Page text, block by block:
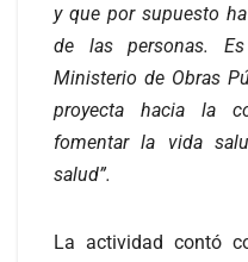
y que por supuesto
de las personas.
Ministerio de Obras
proyecta hacia la
fomentar la vida
salud”.
La actividad contó